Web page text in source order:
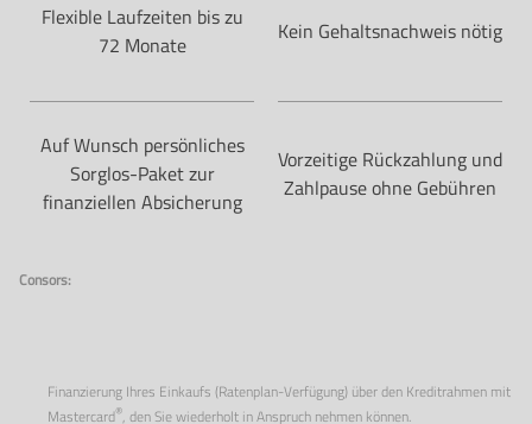
Flexible Laufzeiten bis zu
72 Monate
Auf Wunsch persönliches
Sorglos-Paket zur
finanziellen Absicherung
Kein Gehaltsnachweis nötig
Vorzeitige Rückzahlung und
Zahlpause ohne Gebühren
Consors:
Finanzierung Ihres Einkaufs (Ratenplan-Verfügung) über den Kreditrahmen mit
Mastercard®, den Sie wiederholt in Anspruch nehmen können.